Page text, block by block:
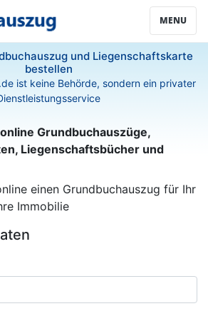
MENU
und Liegenschaftskarte
bestellen
ist keine Behörde, sondern ein privater
Grundbuchauszüge,
Liegenschaftsbücher und
einen Grundbuchauszug für Ihr
Immobilie